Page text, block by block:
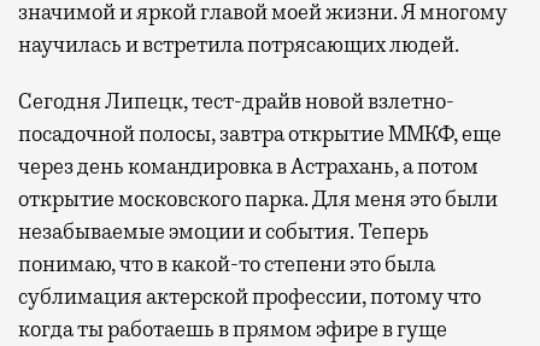
значимой и яркой главой моей жизни. Я многому
научилась и встретила потрясающих людей.
Сегодня Липецк, тест-драйв новой взлетно-
посадочной полосы, завтра открытие ММКФ, еще
через день командировка в Астрахань, а потом
открытие московского парка. Для меня это были
незабываемые эмоции и события. Теперь
понимаю, что в какой-то степени это была
сублимация актерской профессии, потому что
когда ты работаешь в прямом эфире в гуще